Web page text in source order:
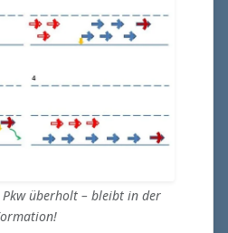
überholt – bleibt in der